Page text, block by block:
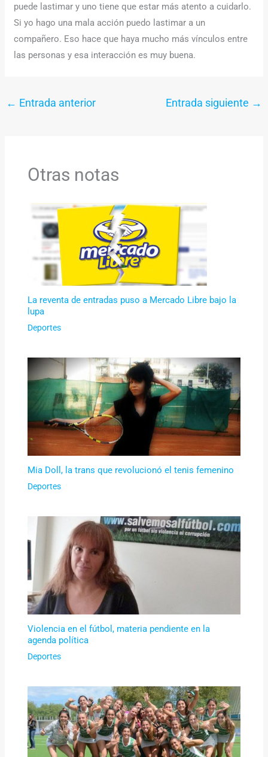
puede lastimar y uno tiene que estar más atento a cuidarlo.
Si yo hago una mala acción puedo lastimar a un
compañero. Eso hace que haya mucho más vínculos entre
las personas y esa interacción es muy buena.
← Entrada anterior Entrada siguiente →
Otras notas
La reventa de entradas puso a Mercado Libre bajo la
lupa
Deportes
Mia Doll, la trans que revolucionó el tenis femenino
Deportes
Violencia en el fútbol, materia pendiente en la
agenda política
Deportes